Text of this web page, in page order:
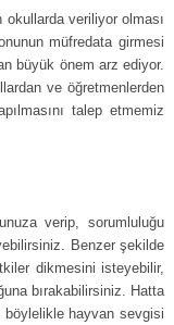
veriliyor olması
müfredata girmesi
büyük önem arz ediyor.
ve öğretmenlerden
talep etmemiz
verip, sorumluluğu
Benzer şekilde
dikmesini isteyebilir,
bırakabilirsiniz. Hatta
böylelikle hayvan sevgisi